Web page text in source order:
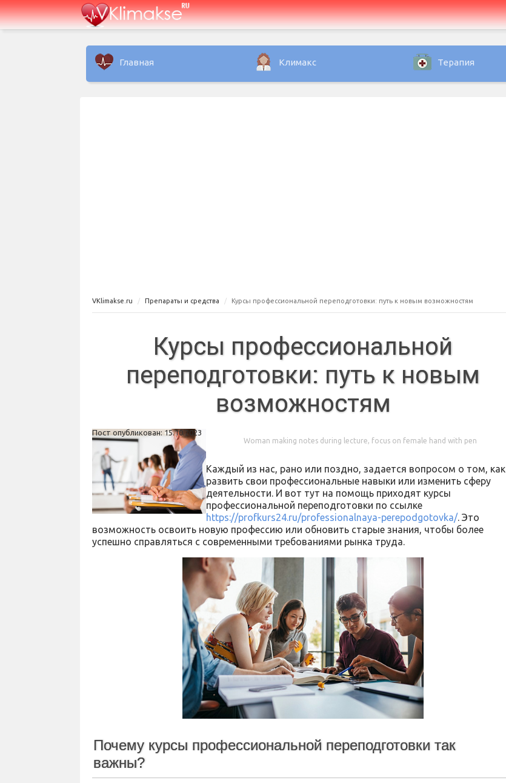
Главная Климакс Терапия
VKlimakse.ru Препараты и средства Курсы профессиональной переподготовки: путь к новым возможностям
Курсы профессиональной
переподготовки: путь к новым
возможностям
Пост опубликован: 15.10.2023
Woman making notes during lecture, focus on female hand with pen
Каждый из нас, рано или поздно, задается вопросом о том, как
развить свои профессиональные навыки или изменить сферу
деятельности. И вот тут на помощь приходят курсы
профессиональной переподготовки по ссылке
https://profkurs24.ru/professionalnaya-perepodgotovka/. Это
возможность освоить новую профессию или обновить старые знания, чтобы более
успешно справляться с современными требованиями рынка труда.
Почему курсы профессиональной переподготовки так
важны?